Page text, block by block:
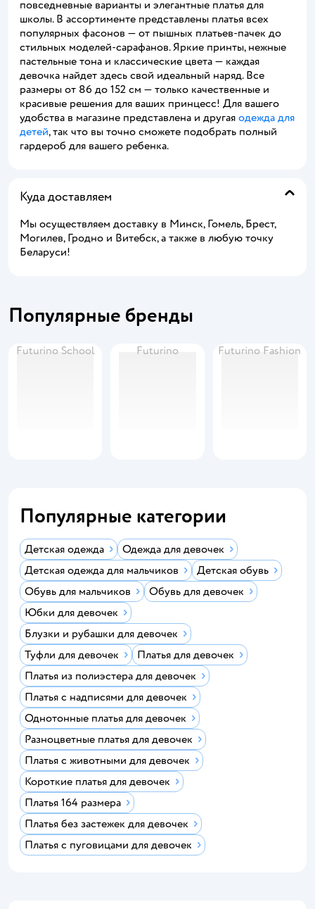
повседневные варианты и элегантные платья для
школы. В ассортименте представлены платья всех
популярных фасонов — от пышных платьев-пачек до
стильных моделей-сарафанов. Яркие принты, нежные
пастельные тона и классические цвета — каждая
девочка найдет здесь свой идеальный наряд. Все
размеры от 86 до 152 см — только качественные и
красивые решения для ваших принцесс! Для вашего
удобства в магазине представлена и другая одежда для
детей, так что вы точно сможете подобрать полный
гардероб для вашего ребенка.
Куда доставляем
Мы осуществляем доставку в Минск, Гомель, Брест,
Могилев, Гродно и Витебск, а также в любую точку
Беларуси!
Популярные бренды
Futurino School Futurino Futurino Fashion
Популярные категории
Детская одежда
Одежда для девочек
Детская одежда для мальчиков
Детская обувь
Обувь для мальчиков
Обувь для девочек
Юбки для девочек
Блузки и рубашки для девочек
Туфли для девочек
Платья для девочек
Платья из полиэстера для девочек
Платья с надписями для девочек
Однотонные платья для девочек
Разноцветные платья для девочек
Платья с животными для девочек
Короткие платья для девочек
Платья 164 размера
Платья без застежек для девочек
Платья с пуговицами для девочек